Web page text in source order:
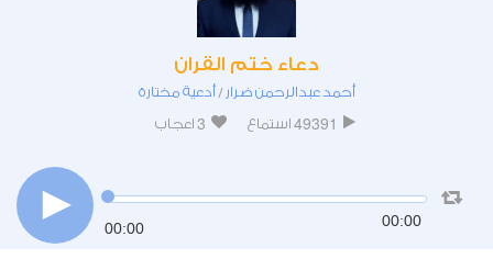
دعاء ختم القران
أحمد عبدالرحمن ضرار / أدعية مختارة
49391 استماع 3 اعجاب
00:00 00:00